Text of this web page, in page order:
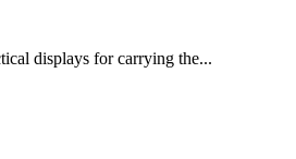
displays for carrying the...